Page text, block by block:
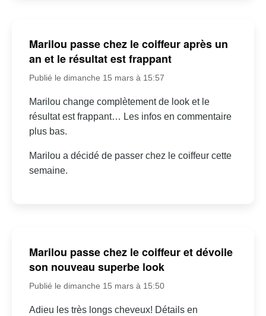
Marilou passe chez le coiffeur après un
an et le résultat est frappant
Publié le dimanche 15 mars à 15:57
Marilou change complètement de look et le
résultat est frappant… Les infos en commentaire
plus bas.
Marilou a décidé de passer chez le coiffeur cette
semaine.
Marilou passe chez le coiffeur et dévoile
son nouveau superbe look
Publié le dimanche 15 mars à 15:50
Adieu les très longs cheveux! Détails en